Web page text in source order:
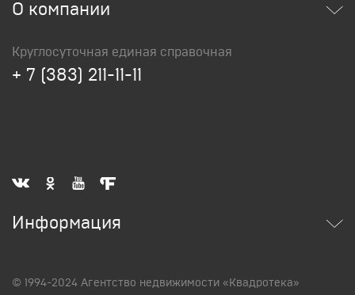
О компании
Об агентстве
Отзывы
Офисы компании
Карьера в компании
Информация
Продажа
Круглосуточная единая справочная
+ 7 (383) 211-11-11
© 1994-2024 Агентство недвижимости «Квадротека»